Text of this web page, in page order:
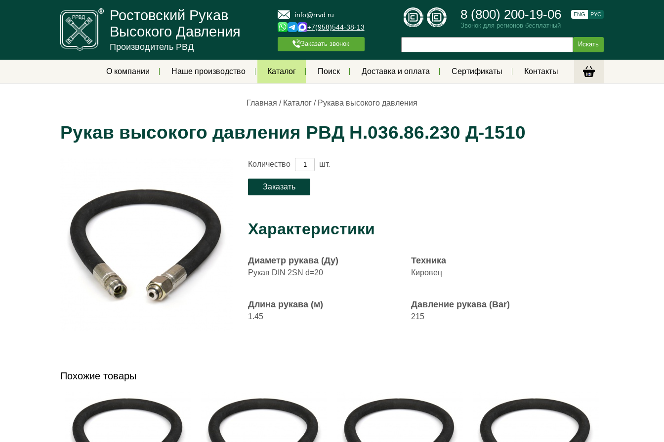
Ростовский Рукав
Высокого Давления
Производитель РВД
info@rrvd.ru
+7(958)544-38-13
Заказать звонок
8 (800) 200-19-06
Звонок для регионов бесплатный
ENG РУС
О компании Наше производство Каталог Поиск Доставка и оплата Сертификаты Контакты
Главная / Каталог / Рукава высокого давления
Рукав высокого давления РВД Н.036.86.230 Д-1510
Количество шт.
Характеристики
Диаметр рукава (Ду)
Рукав DIN 2SN d=20
Техника
Кировец
Длина рукава (м)
1.45
Давление рукава (Bar)
215
Похожие товары